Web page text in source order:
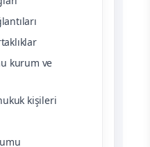
kurum ve
kişileri